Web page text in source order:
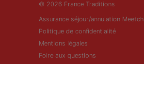
© 2026 France Traditions
Assurance séjour/annulation Meetch
Politique de confidentialité
Mentions légales
Foire aux questions